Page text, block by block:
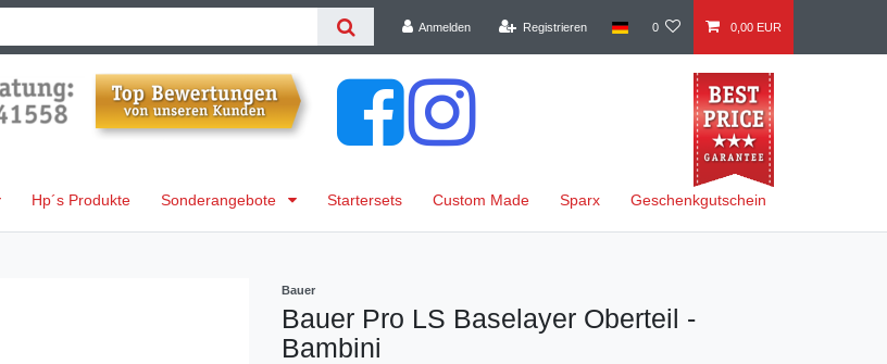
Anmelden Registrieren 0 0,00 EUR
Hp´s Produkte Sonderangebote Startersets Custom Made Sparx Geschenkgutschein
Bauer
Bauer Pro LS Baselayer Oberteil -
Bambini